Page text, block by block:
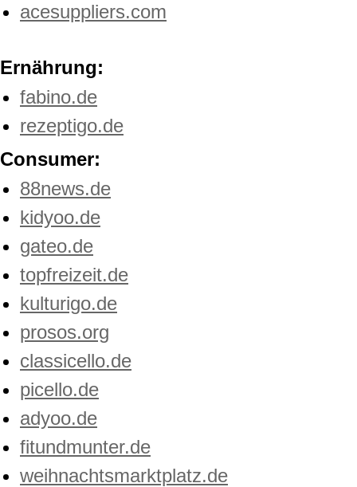
acesuppliers.com
Ernährung:
fabino.de
rezeptigo.de
Consumer:
88news.de
kidyoo.de
gateo.de
topfreizeit.de
kulturigo.de
prosos.org
classicello.de
picello.de
adyoo.de
fitundmunter.de
weihnachtsmarktplatz.de